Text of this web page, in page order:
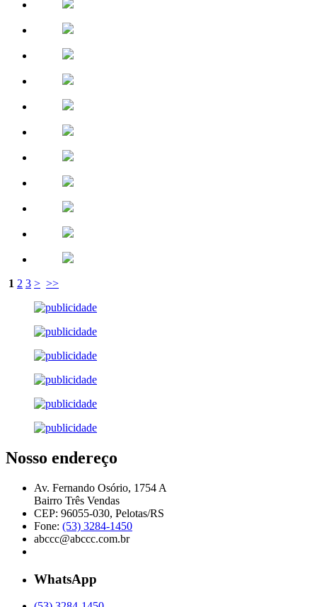
1 2 3 > >>
Nosso endereço
Av. Fernando Osório, 1754 A
Bairro Três Vendas
CEP: 96055-030, Pelotas/RS
Fone: (53) 3284-1450
abccc@abccc.com.br
WhatsApp